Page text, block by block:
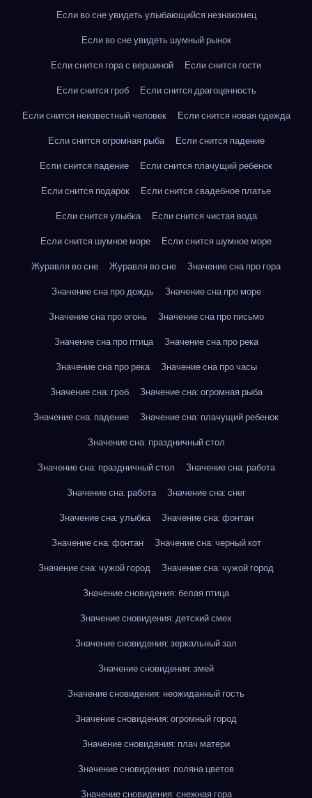
Если во сне увидеть улыбающийся незнакомец
Если во сне увидеть шумный рынок
Если снится гора с вершиной
Если снится гости
Если снится гроб
Если снится драгоценность
Если снится неизвестный человек
Если снится новая одежда
Если снится огромная рыба
Если снится падение
Если снится падение
Если снится плачущий ребенок
Если снится подарок
Если снится свадебное платье
Если снится улыбка
Если снится чистая вода
Если снится шумное море
Если снится шумное море
Журавля во сне
Журавля во сне
Значение сна про гора
Значение сна про дождь
Значение сна про море
Значение сна про огонь
Значение сна про письмо
Значение сна про птица
Значение сна про река
Значение сна про река
Значение сна про часы
Значение сна: гроб
Значение сна: огромная рыба
Значение сна: падение
Значение сна: плачущий ребенок
Значение сна: праздничный стол
Значение сна: праздничный стол
Значение сна: работа
Значение сна: работа
Значение сна: снег
Значение сна: улыбка
Значение сна: фонтан
Значение сна: фонтан
Значение сна: черный кот
Значение сна: чужой город
Значение сна: чужой город
Значение сновидения: белая птица
Значение сновидения: детский смех
Значение сновидения: зеркальный зал
Значение сновидения: змей
Значение сновидения: неожиданный гость
Значение сновидения: огромный город
Значение сновидения: плач матери
Значение сновидения: поляна цветов
Значение сновидения: снежная гора